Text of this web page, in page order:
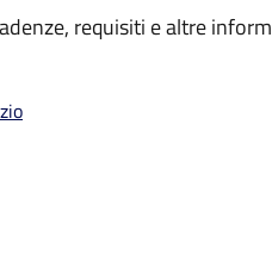
requisiti e altre